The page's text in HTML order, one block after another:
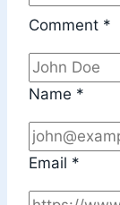
Comment *
Name *
Email *